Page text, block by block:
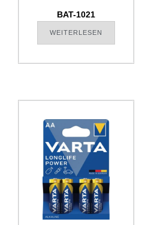
BAT-1021
WEITERLESEN